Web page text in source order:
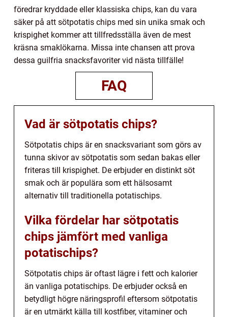
föredrar kryddade eller klassiska chips, kan du vara
säker på att sötpotatis chips med sin unika smak och
krispighet kommer att tillfredsställa även de mest
kräsna smaklökarna. Missa inte chansen att prova
dessa guilfria snacksfavoriter vid nästa tillfälle!
FAQ
Vad är sötpotatis chips?
Sötpotatis chips är en snacksvariant som görs av
tunna skivor av sötpotatis som sedan bakas eller
friteras till krispighet. De erbjuder en distinkt söt
smak och är populära som ett hälsosamt
alternativ till traditionella potatischips.
Vilka fördelar har sötpotatis
chips jämfört med vanliga
potatischips?
Sötpotatis chips är oftast lägre i fett och kalorier
än vanliga potatischips. De erbjuder också en
betydligt högre näringsprofil eftersom sötpotatis
är en utmärkt källa till kostfiber, vitaminer och